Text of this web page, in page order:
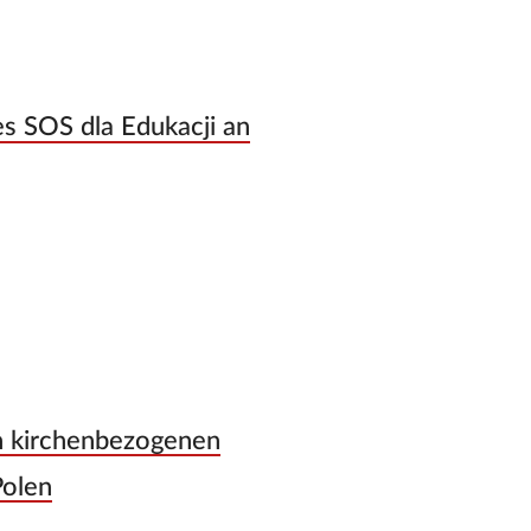
SOS dla Edukacji an
kirchenbezogenen